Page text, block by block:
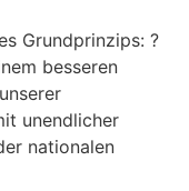
Grundprinzips: ?
besseren
unendlicher
nationalen